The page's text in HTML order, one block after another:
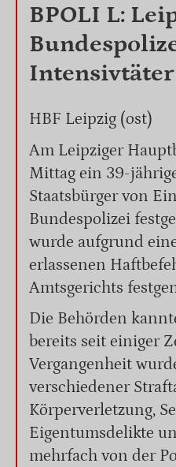
BPOLI L:
HBF Leipzig (ost)
Am Leipziger
Mittag ein 39-
Staatsbürger von
Bundespolizei
wurde aufgrund
erlassenen
Amtsgerichts
Die Behörden
bereits seit einiger
Vergangenheit
verschiedener
Körperverletzung,
Eigentumsdelikte
mehrfach von der